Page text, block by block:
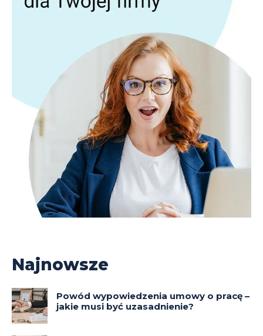
Najnowsze
Powód wypowiedzenia umowy o pracę –
jakie musi być uzasadnienie?